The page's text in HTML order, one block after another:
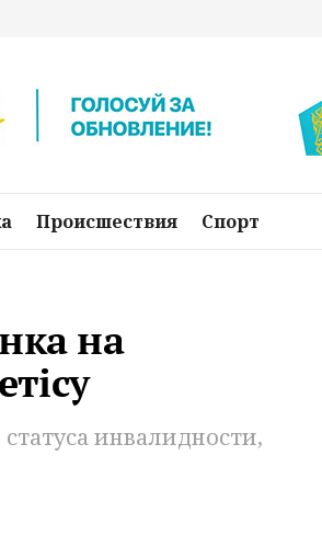
Происшествия Спорт
на
инвалидности,